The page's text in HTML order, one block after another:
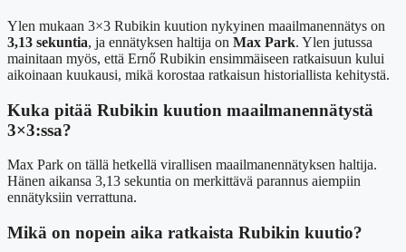
Ylen mukaan 3×3 Rubikin kuution nykyinen maailmanennätys on
3,13 sekuntia, ja ennätyksen haltija on Max Park. Ylen jutussa
mainitaan myös, että Ernő Rubikin ensimmäiseen ratkaisuun kului
aikoinaan kuukausi, mikä korostaa ratkaisun historiallista kehitystä.
Kuka pitää Rubikin kuution maailmanennätystä
3×3:ssa?
Max Park on tällä hetkellä virallisen maailmanennätyksen haltija.
Hänen aikansa 3,13 sekuntia on merkittävä parannus aiempiin
ennätyksiin verrattuna.
Mikä on nopein aika ratkaista Rubikin kuutio?